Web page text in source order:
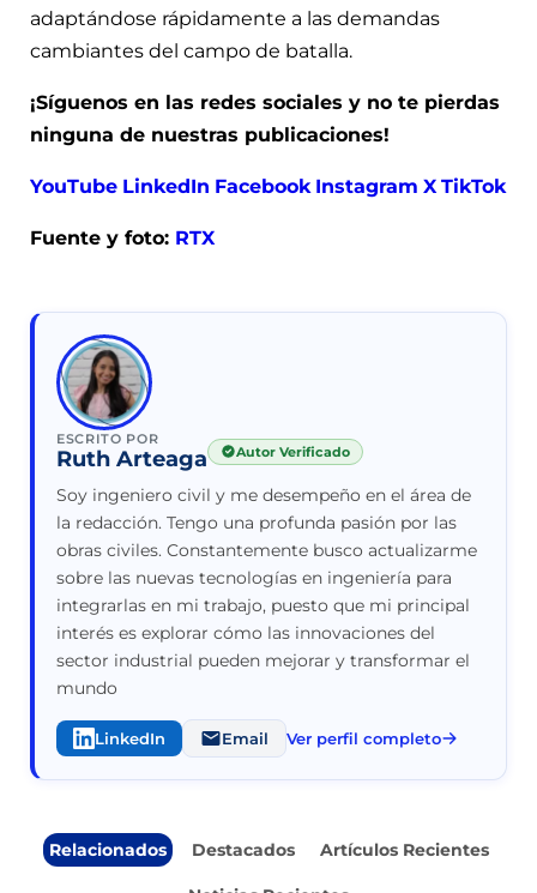
adaptándose rápidamente a las demandas
cambiantes del campo de batalla.
¡Síguenos en las redes sociales y no te pierdas
ninguna de nuestras publicaciones!
YouTube LinkedIn Facebook Instagram X TikTok
Fuente y foto: RTX
ESCRITO POR
Ruth Arteaga Autor Verificado
Soy ingeniero civil y me desempeño en el área de
la redacción. Tengo una profunda pasión por las
obras civiles. Constantemente busco actualizarme
sobre las nuevas tecnologías en ingeniería para
integrarlas en mi trabajo, puesto que mi principal
interés es explorar cómo las innovaciones del
sector industrial pueden mejorar y transformar el
mundo
LinkedIn Email Ver perfil completo
Relacionados Destacados Artículos Recientes